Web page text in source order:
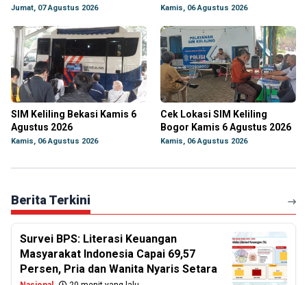
Jumat, 07 Agustus 2026 Kamis, 06 Agustus 2026
SIM Keliling Bekasi Kamis 6
Agustus 2026
Kamis, 06 Agustus 2026
Cek Lokasi SIM Keliling
Bogor Kamis 6 Agustus 2026
Kamis, 06 Agustus 2026
Berita Terkini
Survei BPS: Literasi Keuangan
Masyarakat Indonesia Capai 69,57
Persen, Pria dan Wanita Nyaris Setara